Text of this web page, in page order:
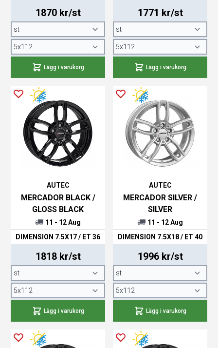
1870 kr/st
Lägg i varukorg
1771 kr/st
Lägg i varukorg
AUTEC
MERCADOR BLACK /
GLOSS BLACK
11 - 12 Aug
DIMENSION 7.5X17 / ET 36
1818 kr/st
Lägg i varukorg
AUTEC
MERCADOR SILVER /
SILVER
11 - 12 Aug
DIMENSION 7.5X18 / ET 40
1996 kr/st
Lägg i varukorg